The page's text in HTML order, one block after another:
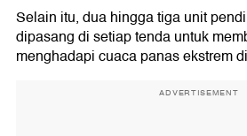
Selain itu, dua hingga tiga unit
dipasang di setiap tenda untuk
menghadapi cuaca panas ekstrem
ADVERTISEMENT